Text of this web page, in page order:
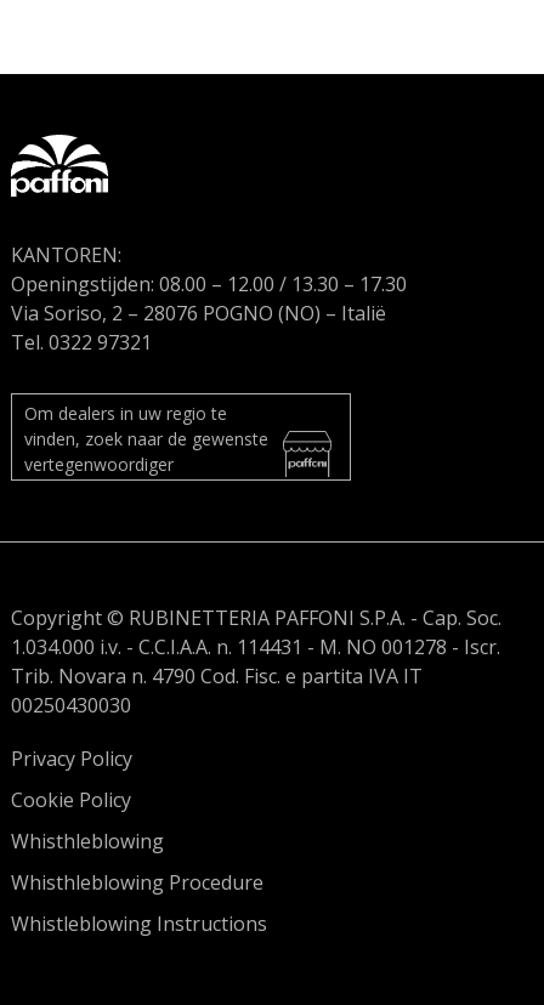
KANTOREN:
Openingstijden: 08.00 – 12.00 / 13.30 – 17.30
Via Soriso, 2 – 28076 POGNO (NO) – Italië
Tel. 0322 97321
Om dealers in uw regio te
vinden, zoek naar de gewenste
vertegenwoordiger
Copyright © RUBINETTERIA PAFFONI S.P.A. - Cap. Soc.
1.034.000 i.v. - C.C.I.A.A. n. 114431 - M. NO 001278 - Iscr.
Trib. Novara n. 4790 Cod. Fisc. e partita IVA IT
00250430030
Privacy Policy
Cookie Policy
Whisthleblowing
Whisthleblowing Procedure
Whistleblowing Instructions